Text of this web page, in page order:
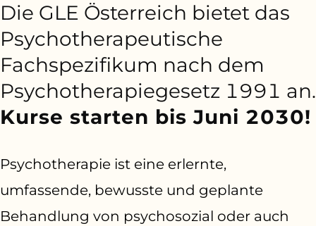
Die GLE Österreich bietet das
Psychotherapeutische
Fachspezifikum nach dem
Psychotherapiegesetz 1991 an.
Kurse starten bis Juni 2030!
Psychotherapie ist eine erlernte,
umfassende, bewusste und geplante
Behandlung von psychosozial oder auch